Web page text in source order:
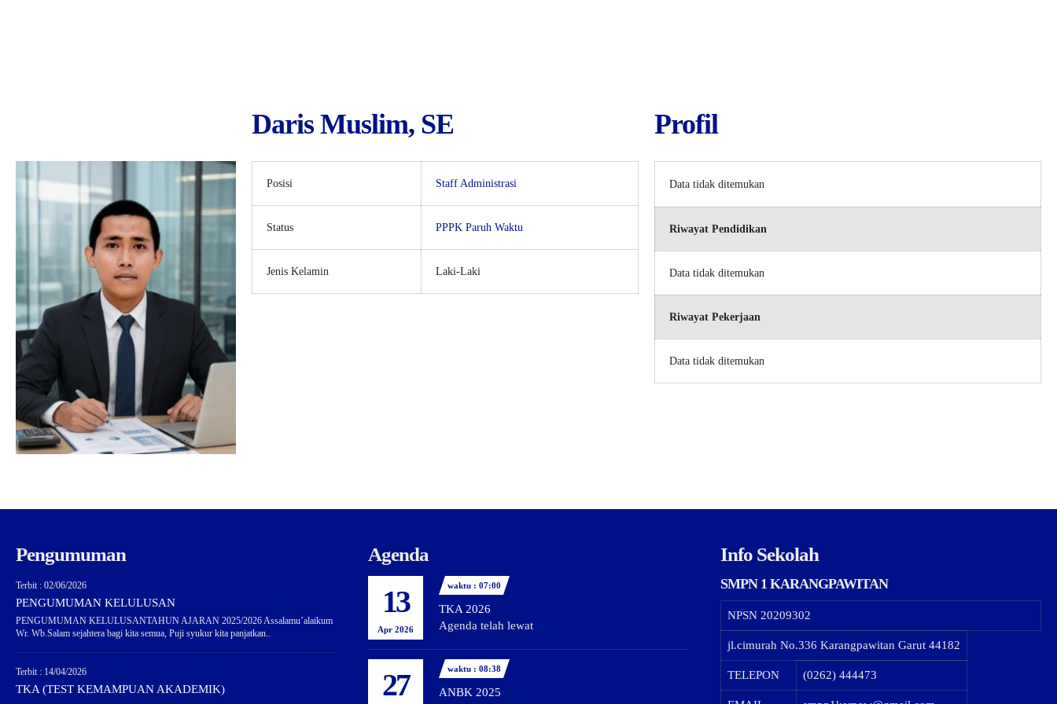
Daris Muslim, SE
Posisi Staff Administrasi
Status PPPK Paruh Waktu
Jenis Kelamin Laki-Laki
Profil
Data tidak ditemukan
Riwayat Pendidikan
Data tidak ditemukan
Riwayat Pekerjaan
Data tidak ditemukan
Pengumuman
Terbit : 02/06/2026
PENGUMUMAN KELULUSAN
PENGUMUMAN KELULUSANTAHUN AJARAN 2025/2026 Assalamu’alaikum
Wr. Wb.Salam sejahtera bagi kita semua, Puji syukur kita panjatkan..
Terbit : 14/04/2026
TKA (TEST KEMAMPUAN AKADEMIK)
Agenda
13
Apr 2026
waktu : 07:00
TKA 2026
Agenda telah lewat
27 waktu : 08:38
ANBK 2025
Info Sekolah
SMPN 1 KARANGPAWITAN
NPSN 20209302
jl.cimurah No.336 Karangpawitan Garut 44182
TELEPON (0262) 444473